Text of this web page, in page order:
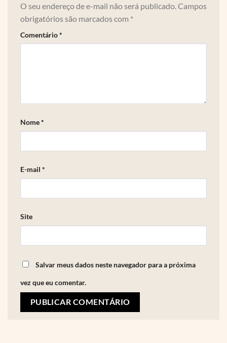
O seu endereço de e-mail não será publicado. Campos
obrigatórios são marcados com *
Comentário*
Nome*
E-mail *
Site
Salvar meus dados neste navegador para a próxima
vez que eu comentar.